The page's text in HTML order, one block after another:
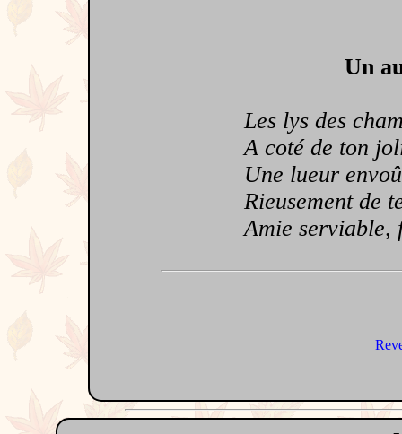
Un
Les lys des
A coté de ton
Une lueur
Rieusement de
Amie serviable,